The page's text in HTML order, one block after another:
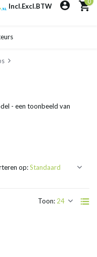
Incl.Excl.BTW
- een toonbeeld van
Toon:
op: